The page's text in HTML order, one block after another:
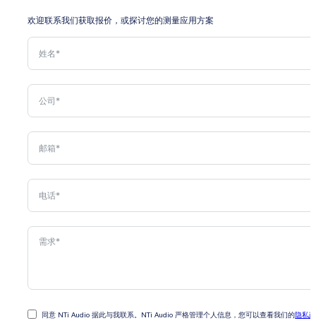
欢迎联系我们获取报价，或探讨您的测量应用方案
同意 NTi Audio 据此与我联系。NTi Audio 严格管理个人信息，您可以查看我们的 隐私